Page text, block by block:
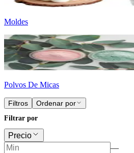
Moldes
Polvos De Micas
Filtros Ordenar por
Filtrar por
Precio
—